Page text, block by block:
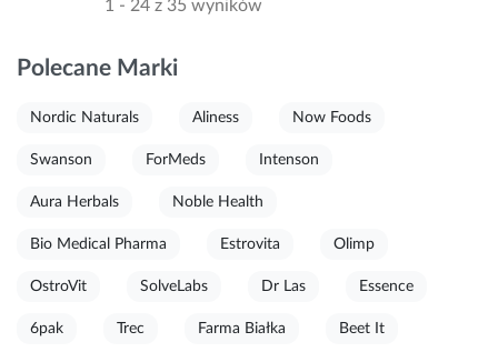
1 - 24 z 35 wyników
Polecane Marki
Nordic Naturals Aliness Now Foods
Swanson ForMeds Intenson
Aura Herbals Noble Health
Bio Medical Pharma Estrovita Olimp
OstroVit SolveLabs Dr Las Essence
6pak Trec Farma Białka Beet It